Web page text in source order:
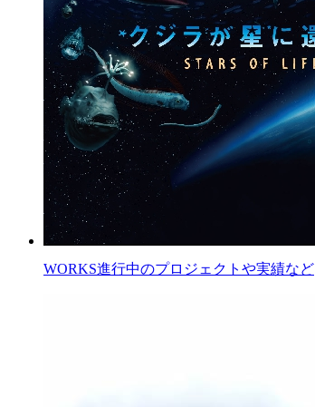
WORKS進行中のプロジェクトや実績など